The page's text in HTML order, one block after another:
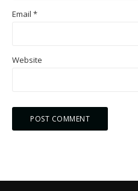
Email *
Website